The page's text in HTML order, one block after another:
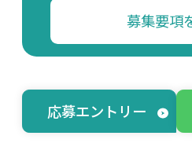
募集要項
応募エントリー